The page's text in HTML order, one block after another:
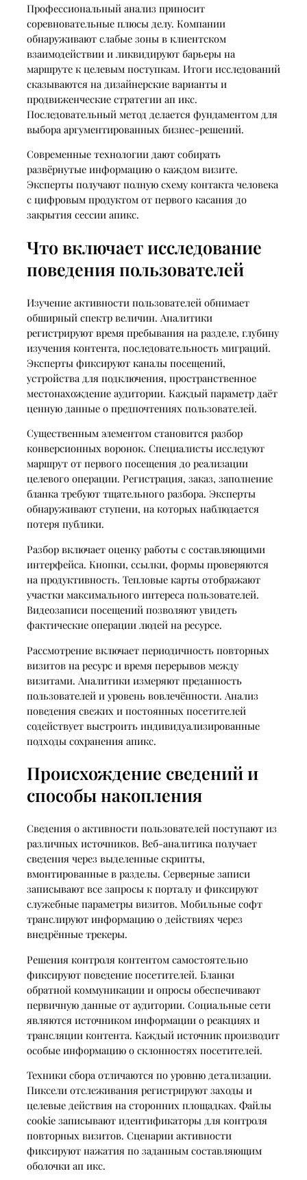
Профессиональный анализ приносит
соревновательные плюсы делу. Компании
обнаруживают слабые зоны в клиентском
взаимодействии и ликвидируют барьеры на
маршруте к целевым поступкам. Итоги исследований
сказываются на дизайнерские варианты и
продвиженческие стратегии ап икс.
Последовательный метод делается фундаментом для
выбора аргументированных бизнес-решений.
Современные технологии дают собирать
развёрнутые информацию о каждом визите.
Эксперты получают полную схему контакта человека
с цифровым продуктом от первого касания до
закрытия сессии апикс.
Что включает исследование
поведения пользователей
Изучение активности пользователей обнимает
обширный спектр величин. Аналитики
регистрируют время пребывания на разделе, глубину
изучения контента, последовательность миграций.
Эксперты фиксируют каналы посещений,
устройства для подключения, пространственное
местонахождение аудитории. Каждый параметр даёт
ценную данные о предпочтениях пользователей.
Существенным элементом становится разбор
конверсионных воронок. Специалисты исследуют
маршрут от первого посещения до реализации
целевого операции. Регистрация, заказ, заполнение
бланка требуют тщательного разбора. Эксперты
обнаруживают ступени, на которых наблюдается
потеря публики.
Разбор включает оценку работы с составляющими
интерфейса. Кнопки, ссылки, формы проверяются
на продуктивность. Тепловые карты отображают
участки максимального интереса пользователей.
Видеозаписи посещений позволяют увидеть
фактические операции людей на ресурсе.
Рассмотрение включает периодичность повторных
визитов на ресурс и время перерывов между
визитами. Аналитики измеряют преданность
пользователей и уровень вовлечённости. Анализ
поведения свежих и постоянных посетителей
содействует выстроить индивидуализированные
подходы сохранения апикс.
Происхождение сведений и
способы накопления
Сведения о активности пользователей поступают из
различных источников. Веб-аналитика получает
сведения через выделенные скрипты,
вмонтированные в разделы. Серверные записи
записывают все запросы к порталу и фиксируют
служебные параметры визитов. Мобильные софт
транслируют информацию о действиях через
внедрённые трекеры.
Решения контроля контентом самостоятельно
фиксируют поведение посетителей. Бланки
обратной коммуникации и опросы обеспечивают
первичную данные от аудитории. Социальные сети
являются источником информации о реакциях и
трансляции контента. Каждый источник производит
особые информацию о склонностях посетителей.
Техники сбора отличаются по уровню детализации.
Пиксели отслеживания регистрируют заходы и
целевые действия на сторонних площадках. Файлы
cookie записывают идентификаторы для контроля
повторных визитов. Сценарии активности
фиксируют нажатия по заданным составляющим
оболочки ап икс.